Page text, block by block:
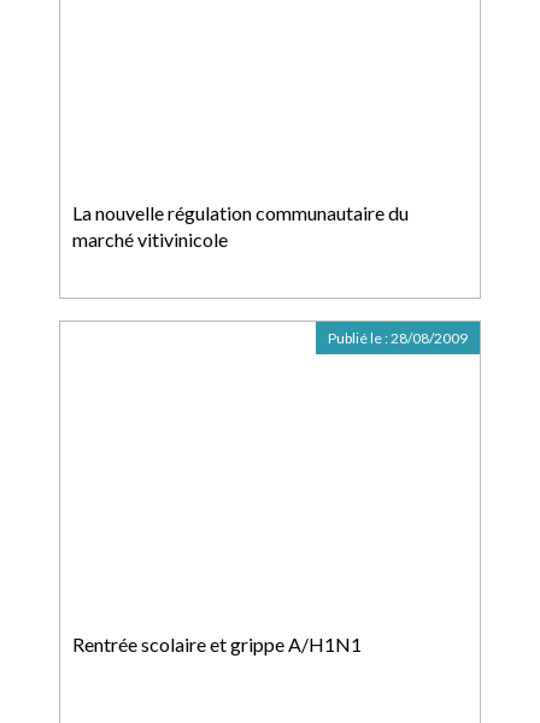
La nouvelle régulation communautaire du
marché vitivinicole
Rentrée scolaire et grippe A/H1N1
Publié le :28/08/2009